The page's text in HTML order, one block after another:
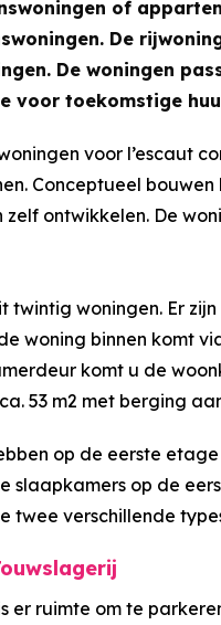
of
De
De woningen
voor toekomstige
voor l’escaut
Conceptueel
zelf ontwikkelen. De
twintig woningen. Er
woning binnen komt
komt u de
53 m2 met berging
op de eerste
slaapkamers op de
twee verschillende
er ruimte om te